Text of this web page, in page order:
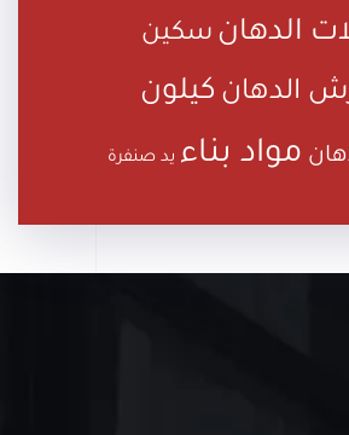
الدهان سكين
الدهان كيلون
مواد بناء يد صنفرة